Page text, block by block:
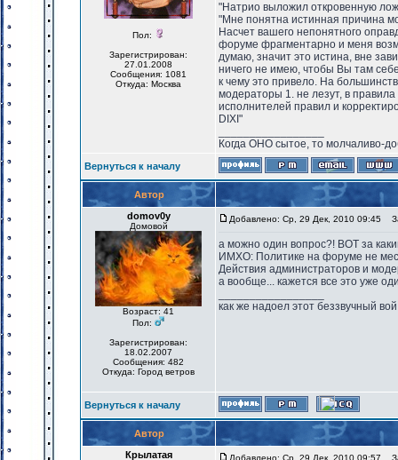
Пол:
Зарегистрирован:
27.01.2008
Сообщения: 1081
Откуда: Москва
"Натрио выложил откровенную
"Мне понятна истинная причина
Насчет вашего непонятного
форуме фрагментарно и меня
думаю, значит это истина, вне
ничего не имею, чтобы Вы там
к чему это привело. На
модераторы 1. не лезут, в
исполнителей правил и
DIXI"
Когда ОНО сытое, то молчаливо-
Вернуться к началу
Автор
domov0y
Домовой
Возраст: 41
Пол:
Зарегистрирован:
18.02.2007
Сообщения: 482
Откуда: Город ветров
Добавлено: Ср, 29 Дек, 2010 09:45
а можно один вопрос?! ВОТ за
ИМХО: Политике на форуме не
Действия администраторов и
а вообще... кажется все это уже
как же надоел этот беззвучный
Вернуться к началу
Автор
Крылатая
Добавлено: Ср, 29 Дек, 2010 09:57